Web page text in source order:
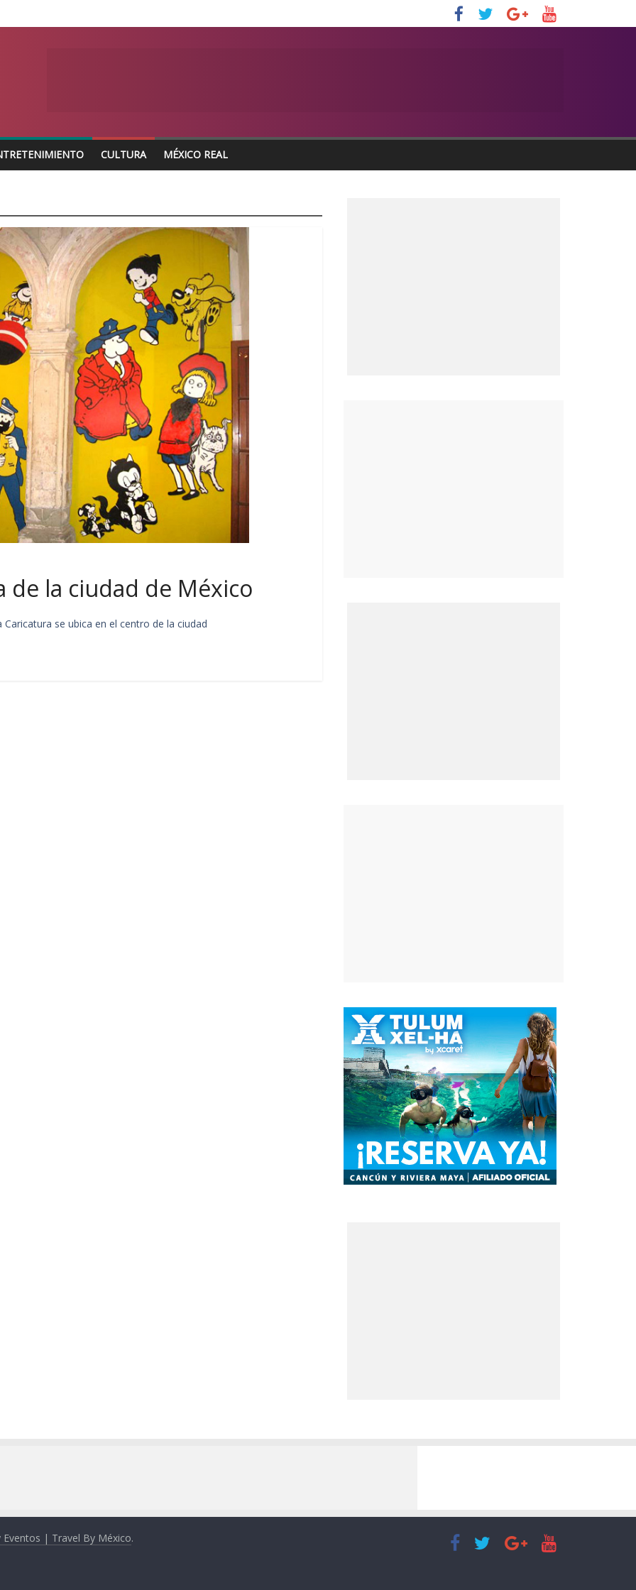
CULTURA MÉXICO REAL
de la ciudad de México
se ubica en el centro de la ciudad
Eventos | Travel By México.